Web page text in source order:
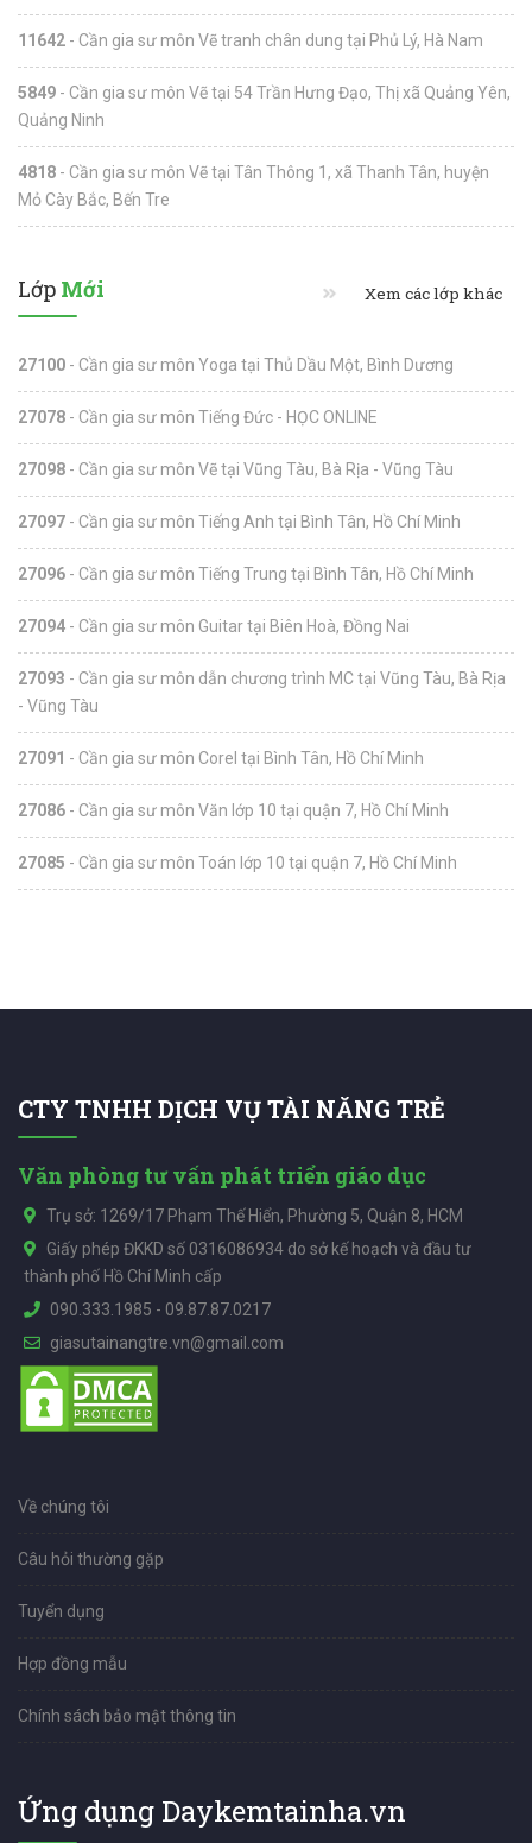
11642 - Cần gia sư môn Vẽ tranh chân dung tại Phủ Lý, Hà Nam
5849 - Cần gia sư môn Vẽ tại 54 Trần Hưng Đạo, Thị xã Quảng Yên,
Quảng Ninh
4818 - Cần gia sư môn Vẽ tại Tân Thông 1, xã Thanh Tân, huyện
Mỏ Cày Bắc, Bến Tre
Lớp Mới Xem các lớp khác
27100 - Cần gia sư môn Yoga tại Thủ Dầu Một, Bình Dương
27078 - Cần gia sư môn Tiếng Đức - HỌC ONLINE
27098 - Cần gia sư môn Vẽ tại Vũng Tàu, Bà Rịa - Vũng Tàu
27097 - Cần gia sư môn Tiếng Anh tại Bình Tân, Hồ Chí Minh
27096 - Cần gia sư môn Tiếng Trung tại Bình Tân, Hồ Chí Minh
27094 - Cần gia sư môn Guitar tại Biên Hoà, Đồng Nai
27093 - Cần gia sư môn dẫn chương trình MC tại Vũng Tàu, Bà Rịa
- Vũng Tàu
27091 - Cần gia sư môn Corel tại Bình Tân, Hồ Chí Minh
27086 - Cần gia sư môn Văn lớp 10 tại quận 7, Hồ Chí Minh
27085 - Cần gia sư môn Toán lớp 10 tại quận 7, Hồ Chí Minh
CTY TNHH DỊCH VỤ TÀI NĂNG TRẺ
Văn phòng tư vấn phát triển giáo dục
Trụ sở: 1269/17 Phạm Thế Hiển, Phường 5, Quận 8, HCM
Giấy phép ĐKKD số 0316086934 do sở kế hoạch và đầu tư
thành phố Hồ Chí Minh cấp
090.333.1985 - 09.87.87.0217
giasutainangtre.vn@gmail.com
Về chúng tôi
Câu hỏi thường gặp
Tuyển dụng
Hợp đồng mẫu
Chính sách bảo mật thông tin
Ứng dụng Daykemtainha.vn